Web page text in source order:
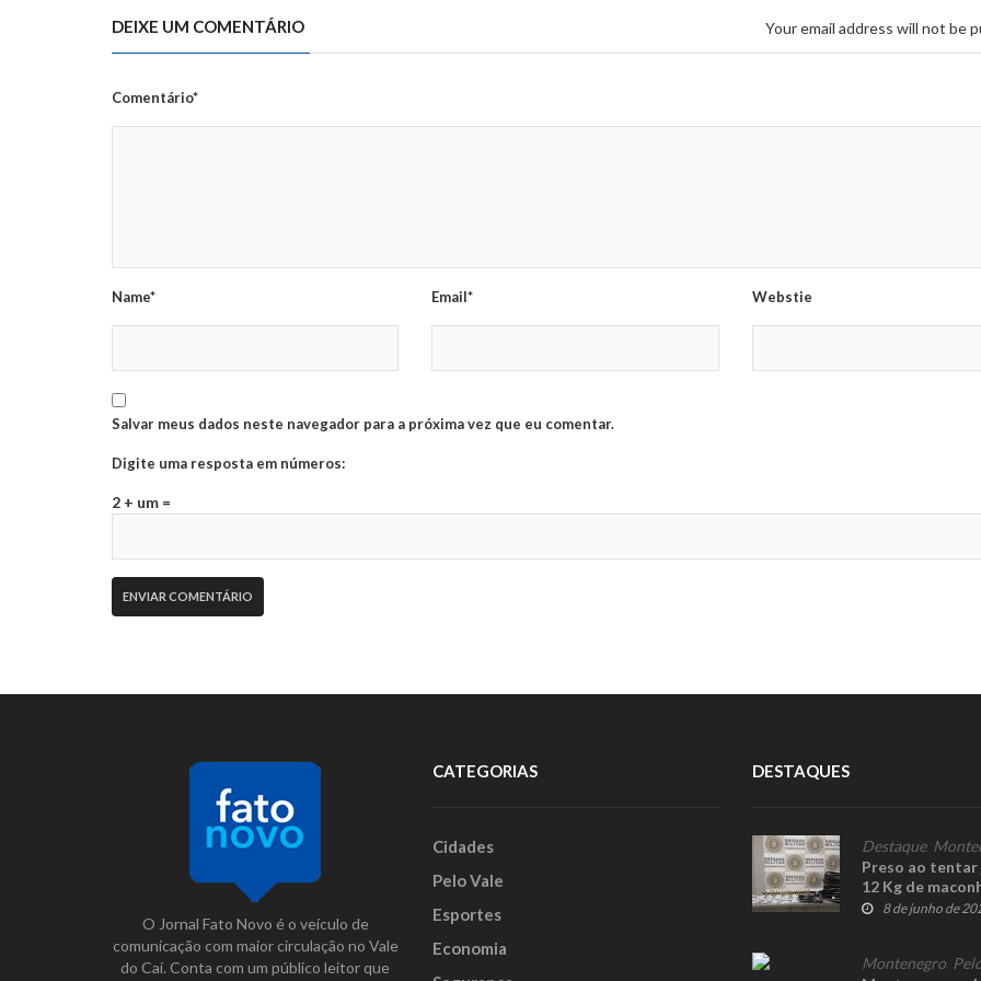
DEIXE UM COMENTÁRIO Your email address will not be
Comentário*
Name* Email* Webstie
Salvar meus dados neste navegador para a próxima vez que eu comentar.
Digite uma resposta em números:
2 + um =
O Jornal Fato Novo é o veículo de
comunicação com maior circulação no Vale
do Caí. Conta com um público leitor que
CATEGORIAS
Cidades
Pelo Vale
Esportes
Economia
DESTAQUES
Destaque,
Preso ao
12 Kg de
8 de junho de
Montenegro